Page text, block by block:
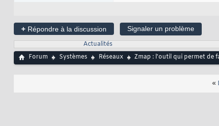
+ Répondre à la discussion
Signaler un problème
Actualités
Forum
Systèmes Réseaux Zmap : l'outil qui permet de
«